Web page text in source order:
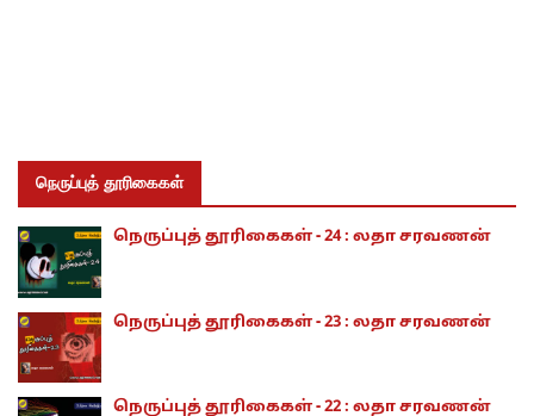
நெருப்புத் தூரிகைகள்
நெருப்புத் தூரிகைகள் - 24 : லதா சரவணன்
நெருப்புத் தூரிகைகள் - 23 : லதா சரவணன்
நெருப்புத் தூரிகைகள் - 22 : லதா சரவணன்